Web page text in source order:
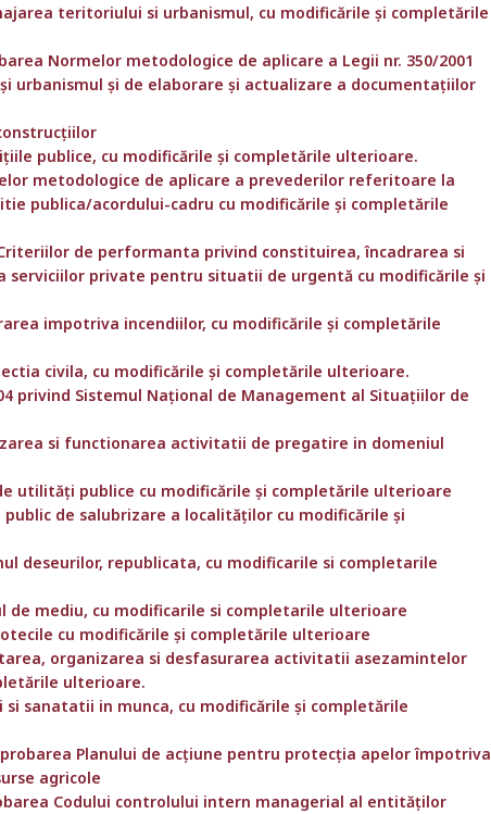
teritoriului si urbanismul, cu modificările și completările
Normelor metodologice de aplicare a Legii nr. 350/2001
urbanismul și de elaborare și actualizare a documentațiilor
publice, cu modificările și completările ulterioare.
metodologice de aplicare a prevederilor referitoare la
publica/acordului-cadru cu modificările și completările
de performanta privind constituirea, încadrarea si
serviciilor private pentru situatii de urgentă cu modificările și
impotriva incendiilor, cu modificările și completările
civila, cu modificările și completările ulterioare.
privind Sistemul Național de Management al Situațiilor de
si functionarea activitatii de pregatire in domeniul
utilități publice cu modificările și completările ulterioare
public de salubrizare a localităților cu modificările și
deseurilor, republicata, cu modificarile si completarile
de mediu, cu modificarile si completarile ulterioare
cu modificările și completările ulterioare
organizarea si desfasurarea activitatii asezamintelor
ulterioare.
si sanatatii in munca, cu modificările și completările
Planului de acțiune pentru protecția apelor împotriva
agricole
Codului controlului intern managerial al entităților